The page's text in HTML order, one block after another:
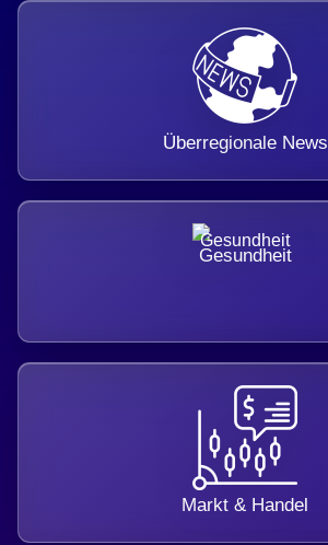
Überregionale News
Gesundheit
Markt & Handel